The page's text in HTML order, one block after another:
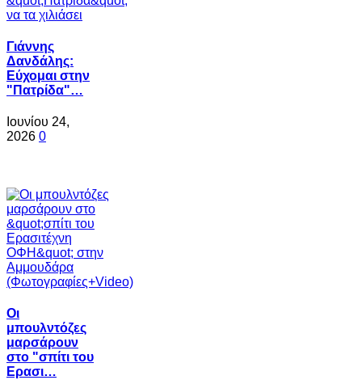
Γιάννης
Δανδάλης:
Εύχομαι στην
"Πατρίδα"…
Ιουνίου 24,
2026 0
Oι
μπουλντόζες
μαρσάρουν
στο "σπίτι του
Ερασι…